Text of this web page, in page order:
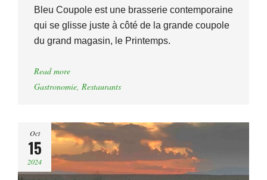
Bleu Coupole est une brasserie contemporaine
qui se glisse juste à côté de la grande coupole
du grand magasin, le Printemps.
Read more
Gastronomie, Restaurants
Oct
15
2024